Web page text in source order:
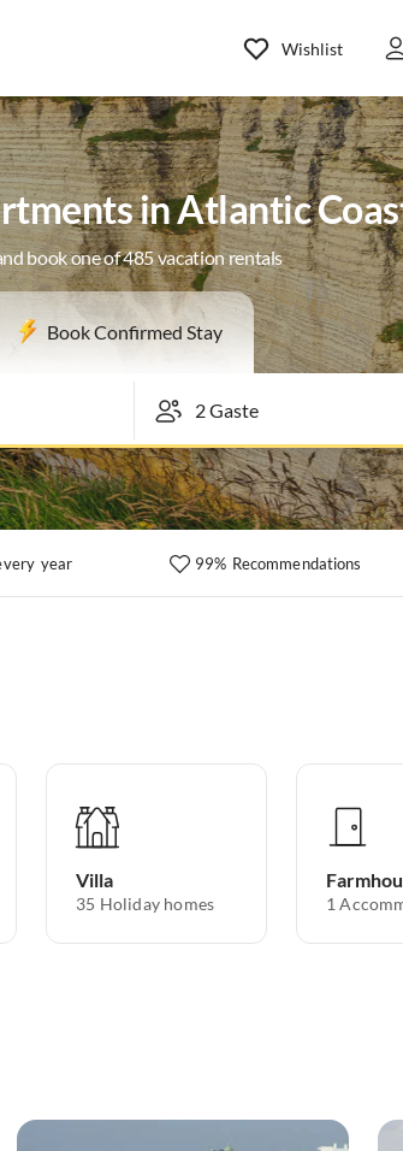
Wishlist
in Atlantic
book one of 485 vacation rentals
Book Confirmed Stay
year 99% Recommendations
Villa
35 Holiday homes 1